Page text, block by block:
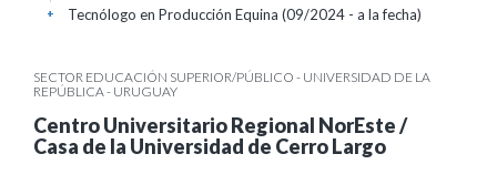
Tecnólogo en Producción Equina (09/2024 - a la fecha)
+
SECTOR EDUCACIÓN SUPERIOR/PÚBLICO - UNIVERSIDAD DE LA
REPÚBLICA - URUGUAY
Centro Universitario Regional NorEste /
Casa de la Universidad de Cerro Largo